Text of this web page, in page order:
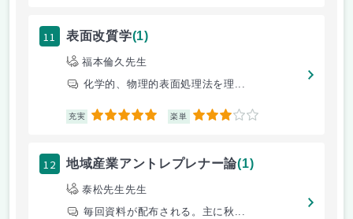
11 表面改質学(1)
福本倫久先生
化学的、物理的表面処理法を理...
充実 5 楽単 3
12 地域産業アントレプレナー論(1)
泰松先生先生
毎回資料が配布される。主に秋...